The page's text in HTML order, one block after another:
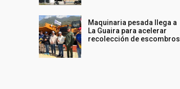
Maquinaria pesada llega a
La Guaira para acelerar
recolección de escombros